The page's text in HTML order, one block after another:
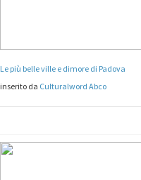
Le più belle ville e dimore di Padova
inserito da Culturalword Abco